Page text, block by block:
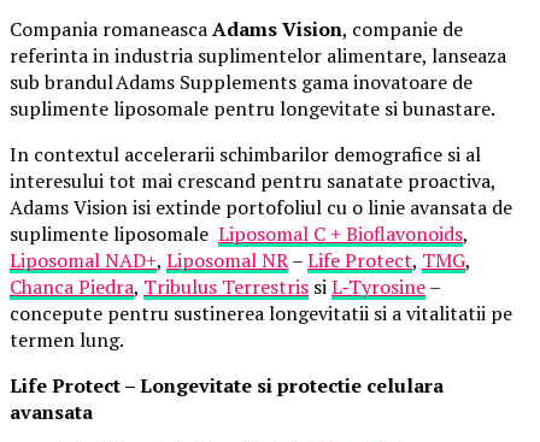
Compania romaneascaAdams Vision, companie de
referinta in industria suplimentelor alimentare, lanseaza
sub brandul Adams Supplements gama inovatoare de
suplimente liposomale pentru longevitate si bunastare.
In contextul accelerarii schimbarilor demografice si al
interesului tot mai crescand pentru sanatate proactiva,
Adams Vision isi extinde portofoliul cu o linie avansata de
suplimente liposomale Liposomal C + Bioflavonoids,
Liposomal NAD+, Liposomal NR–Life Protect, TMG,
Chanca Piedra, Tribulus Terrestris siL‑Tyrosine–
concepute pentru sustinerea longevitatii si a vitalitatii pe
termen lung.
Life Protect – Longevitate si protectie celulara
avansata